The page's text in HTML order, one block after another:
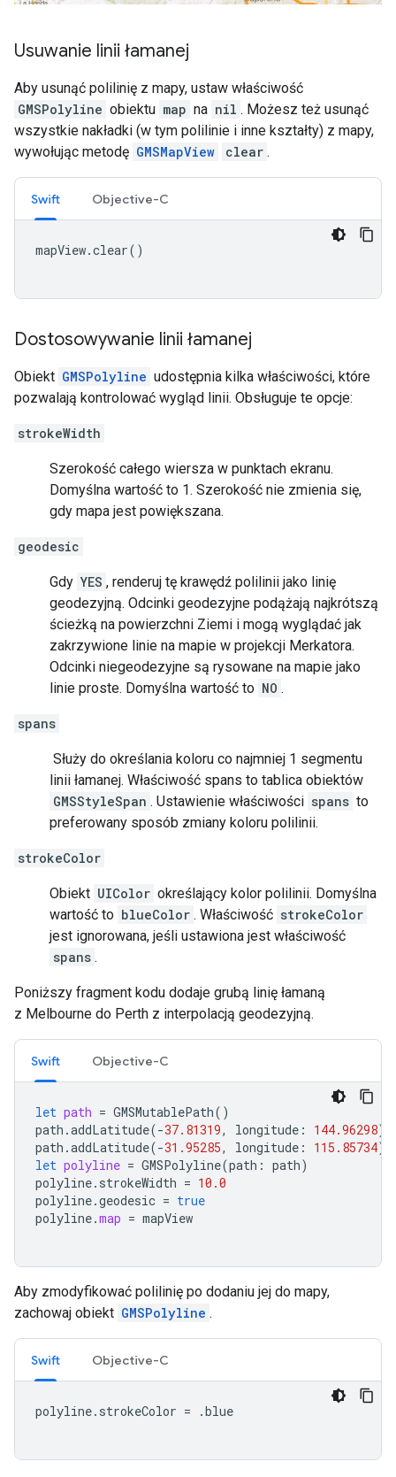
Usuwanie linii łamanej
Aby usunąć polilinię z mapy, ustaw właściwość
GMSPolyline obiektu map na nil . Możesz też usunąć
wszystkie nakładki (w tym polilinie i inne kształty) z mapy,
wywołując metodę GMSMapView clear .
Swift Objective-C
mapView.clear()
Dostosowywanie linii łamanej
Obiekt GMSPolyline udostępnia kilka właściwości, które
pozwalają kontrolować wygląd linii. Obsługuje te opcje:
strokeWidth
Szerokość całego wiersza w punktach ekranu.
Domyślna wartość to 1. Szerokość nie zmienia się,
gdy mapa jest powiększana.
geodesic
Gdy YES , renderuj tę krawędź polilinii jako linię
geodezyjną. Odcinki geodezyjne podążają najkrótszą
ścieżką na powierzchni Ziemi i mogą wyglądać jak
zakrzywione linie na mapie w projekcji Merkatora.
Odcinki niegeodezyjne są rysowane na mapie jako
linie proste. Domyślna wartość to NO .
spans
Służy do określania koloru co najmniej 1 segmentu
linii łamanej. Właściwość spans to tablica obiektów
GMSStyleSpan . Ustawienie właściwości spans to
preferowany sposób zmiany koloru polilinii.
strokeColor
Obiekt UIColor określający kolor polilinii. Domyślna
wartość to blueColor . Właściwość strokeColor
jest ignorowana, jeśli ustawiona jest właściwość
spans .
Poniższy fragment kodu dodaje grubą linię łamaną
z Melbourne do Perth z interpolacją geodezyjną.
Swift Objective-C
let path = GMSMutablePath()
path .addLatitude(-37.81319, longitude : 144.96298)
path .addLatitude(-31.95285, longitude : 115.85734)
let polyline = GMSPolyline(path : path)
polyline. strokeWidth = 10.0
polyline.geodesic = true
polyline.map = mapView
Aby zmodyfikować polilinię po dodaniu jej do mapy,
zachowaj obiekt GMSPolyline .
Swift Objective-C
polyline. strokeColor = .blue